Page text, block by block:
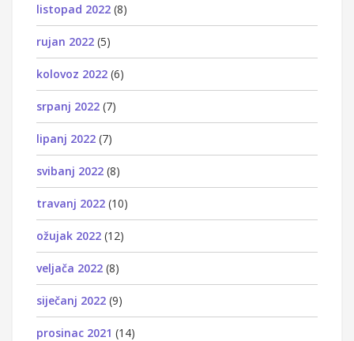
listopad 2022 (8)
rujan 2022 (5)
kolovoz 2022 (6)
srpanj 2022 (7)
lipanj 2022 (7)
svibanj 2022 (8)
travanj 2022 (10)
ožujak 2022 (12)
veljača 2022 (8)
siječanj 2022 (9)
prosinac 2021 (14)